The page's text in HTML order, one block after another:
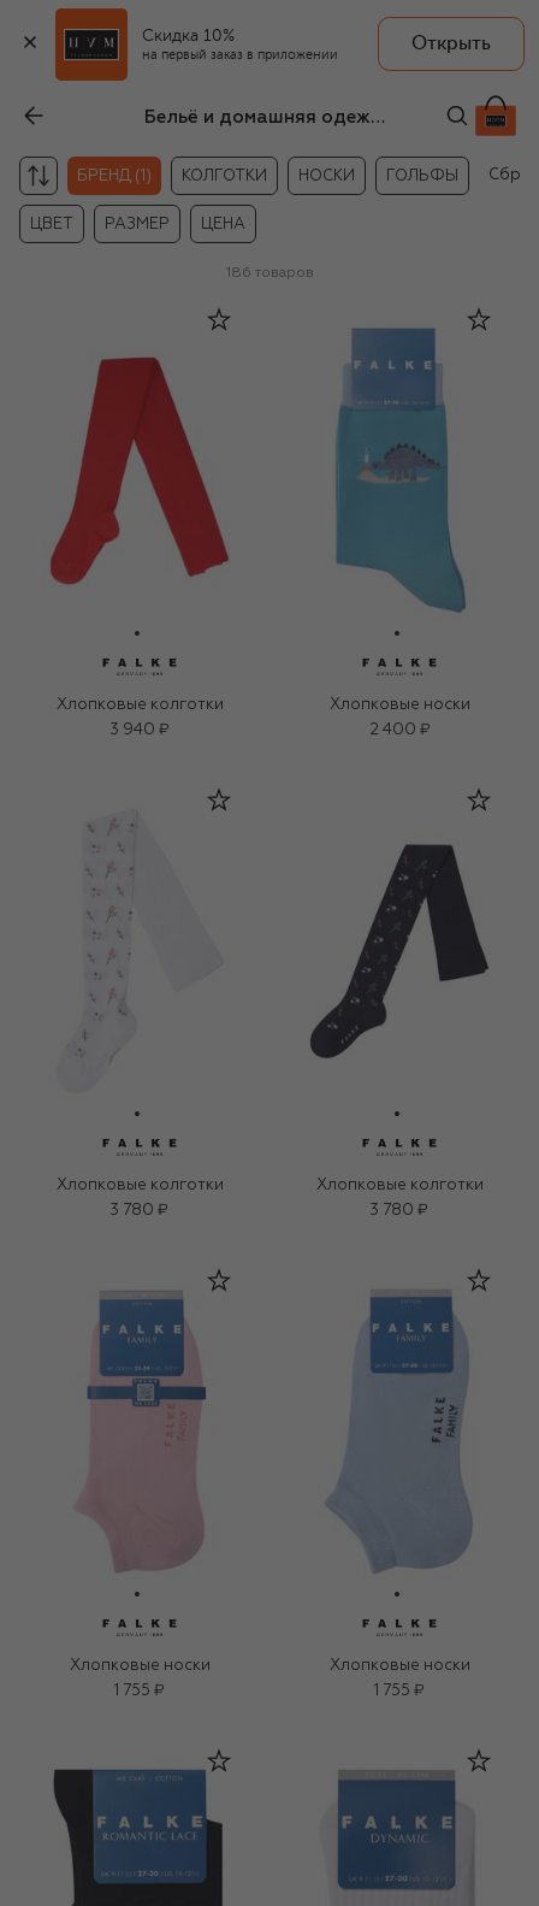
Скидка 10%
на первый заказ в приложении
Открыть
Бельё и домашняя одежда Falke для девочек
БРЕНД (1) КОЛГОТКИ НОСКИ ГОЛЬФЫ
ЦВЕТ РАЗМЕР ЦЕНА
186 товаров
Хлопковые колготки
3 940 ₽
Хлопковые носки
2 400 ₽
Хлопковые колготки
3 780 ₽
Хлопковые колготки
3 780 ₽
Хлопковые носки
1 755 ₽
Хлопковые носки
1 755 ₽